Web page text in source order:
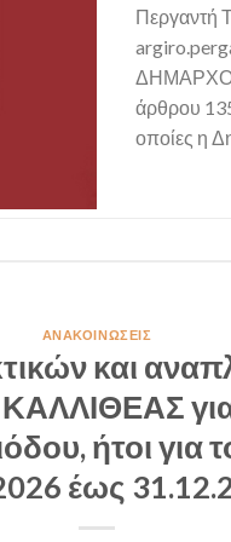
Περγαντή
ΔΗΜΑΡΧΟΣ
άρθρου
οποίες η
ΑΝΑΚΟΙΝΏΣΕΙΣ
και
για
ήτοι για
έως